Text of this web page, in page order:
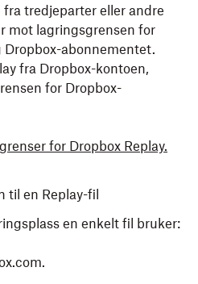
klikk på «…» (ellipse) øverst
(pil som peker ned til en
ett av følgende:
tredjeparter eller andre
mot lagringsgrensen for
Dropbox-abonnementet.
fra Dropbox-kontoen,
for Dropbox-
for Dropbox Replay.
til en Replay-fil
en enkelt fil bruker: